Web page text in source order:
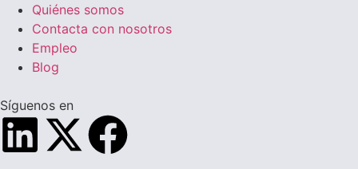
Quiénes somos
Contacta con nosotros
Empleo
Blog
Síguenos en